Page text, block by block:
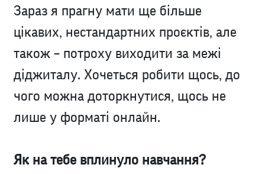
Зараз я прагну мати ще більше
цікавих, нестандартних проєктів, але
також – потроху виходити за межі
діджиталу. Хочеться робити щось, до
чого можна доторкнутися, щось не
лише у форматі онлайн.
Як на тебе вплинуло навчання?